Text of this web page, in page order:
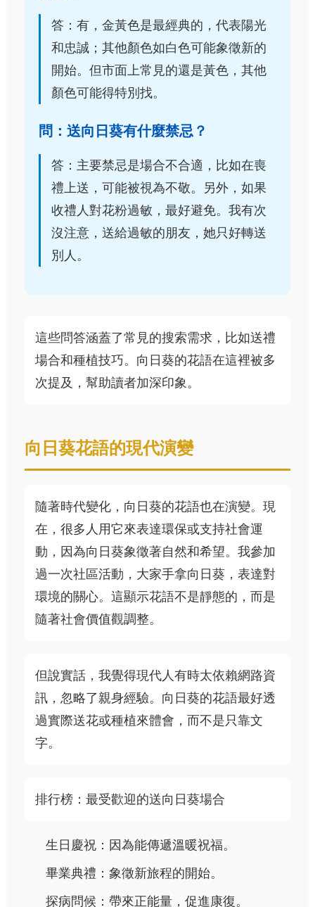
答：有，金黃色是最經典的，代表陽光
和忠誠；其他顏色如白色可能象徵新的
開始。但市面上常見的還是黃色，其他
顏色可能得特別找。
問：送向日葵有什麼禁忌？
答：主要禁忌是場合不合適，比如在喪
禮上送，可能被視為不敬。另外，如果
收禮人對花粉過敏，最好避免。我有次
沒注意，送給過敏的朋友，她只好轉送
別人。
這些問答涵蓋了常見的搜索需求，比如送禮
場合和種植技巧。向日葵的花語在這裡被多
次提及，幫助讀者加深印象。
向日葵花語的現代演變
隨著時代變化，向日葵的花語也在演變。現
在，很多人用它來表達環保或支持社會運
動，因為向日葵象徵著自然和希望。我參加
過一次社區活動，大家手拿向日葵，表達對
環境的關心。這顯示花語不是靜態的，而是
隨著社會價值觀調整。
但說實話，我覺得現代人有時太依賴網路資
訊，忽略了親身經驗。向日葵的花語最好透
過實際送花或種植來體會，而不是只靠文
字。
排行榜：最受歡迎的送向日葵場合
生日慶祝：因為能傳遞溫暖祝福。
畢業典禮：象徵新旅程的開始。
探病問候：帶來正能量，促進康復。